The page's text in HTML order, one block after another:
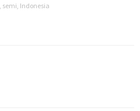
semi Indonesia